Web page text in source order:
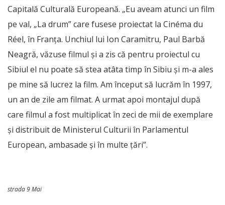
Capitală Culturală Europeană. „Eu aveam atunci un film
pe val, „La drum” care fusese proiectat la Cinéma du
Réel, în Franța. Unchiul lui Ion Caramitru, Paul Barbă
Neagră, văzuse filmul și a zis că pentru proiectul cu
Sibiul el nu poate să stea atâta timp în Sibiu și m-a ales
pe mine să lucrez la film. Am început să lucrăm în 1997,
un an de zile am filmat. A urmat apoi montajul după
care filmul a fost multiplicat în zeci de mii de exemplare
și distribuit de Ministerul Culturii în Parlamentul
European, ambasade și în multe țări”.
strada 9 Mai